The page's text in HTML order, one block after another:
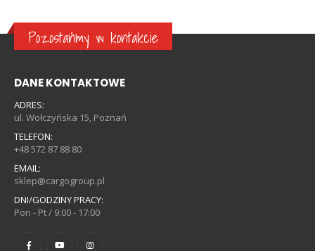
Pozostańmy w kontakcie
DANE KONTAKTOWE
ADRES:
ul. Wołczyńska 15, Poznań
TELEFON:
+48 572 87 88 80
EMAIL:
sklep@cargogroup.pl
DNI/GODZINY PRACY:
Pon - Pt / 9:00 - 17:00